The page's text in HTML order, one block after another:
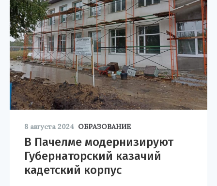
8 августа 2024 ОБРАЗОВАНИЕ
В Пачелме модернизируют
Губернаторский казачий
кадетский корпус